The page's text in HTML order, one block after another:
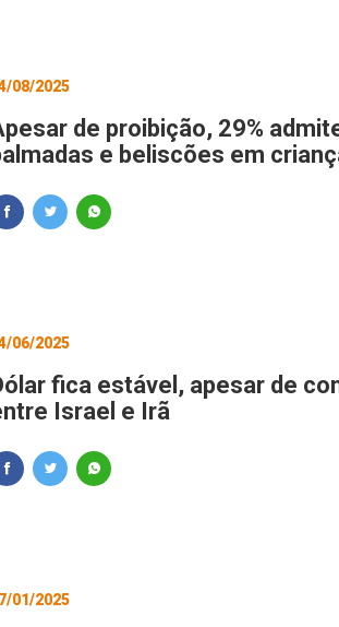
08/2025
de proibição, 29%
e beliscões em
06/2025
fica estável, apesar de
Israel e Irã
01/2025